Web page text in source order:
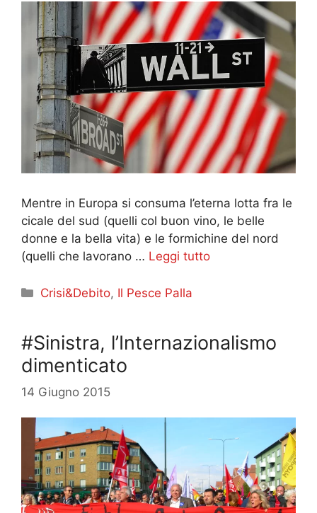
Mentre in Europa si consuma l’eterna lotta fra le
cicale del sud (quelli col buon vino, le belle
donne e la bella vita) e le formichine del nord
(quelli che lavorano … Leggi tutto
Categorie
Crisi&Debito, Il Pesce Palla
#Sinistra, l’Internazionalismo
dimenticato
14 Giugno 2015